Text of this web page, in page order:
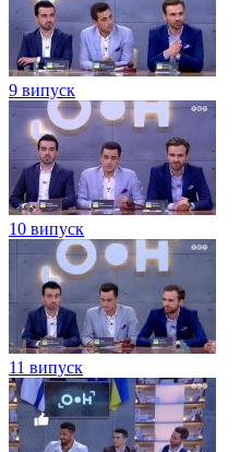
9 випуск
10 випуск
11 випуск